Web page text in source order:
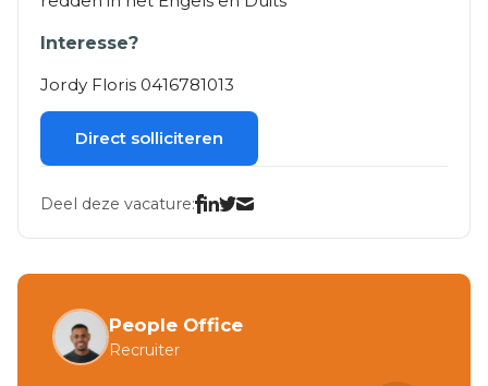
Interesse?
Jordy Floris 0416781013
Direct solliciteren
Deel deze vacature:
People Office
Recruiter